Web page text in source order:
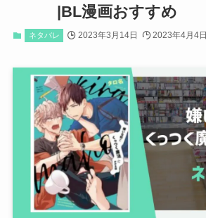
|BL漫画おすすめ
ネタバレ 2023年3月14日 2023年4月4日